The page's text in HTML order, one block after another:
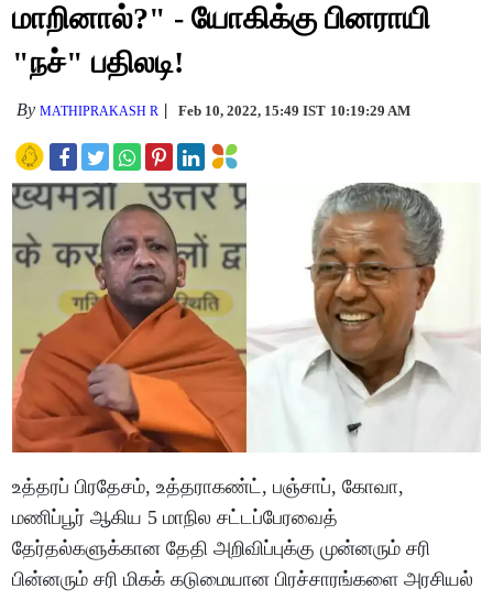
மாறினால்?" - யோகிக்கு பினராயி
"நச்" பதிலடி!
ByMATHIPRAKASH R Feb 10, 2022, 15:49 IST 10:19:29 AM
உத்தரப் பிரதேசம், உத்தராகண்ட், பஞ்சாப், கோவா,
மணிப்பூர் ஆகிய 5 மாநில சட்டப்பேரவைத்
தேர்தல்களுக்கான தேதி அறிவிப்புக்கு முன்னரும் சரி
பின்னரும் சரி மிகக் கடுமையான பிரச்சாரங்களை அரசியல்